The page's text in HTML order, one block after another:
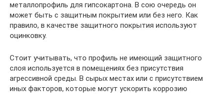
металлопрофиль для гипсокартона. В сою очередь он
может быть с защитным покрытием или без него. Как
правило, в качестве защитного покрытия используют
оцинковку.
Стоит учитывать, что профиль не имеющий защитного
слоя используется в помещениях без присутствия
агрессивной среды. В сырых местах или с присутствием
иных факторов, которые могут ускорить коррозию